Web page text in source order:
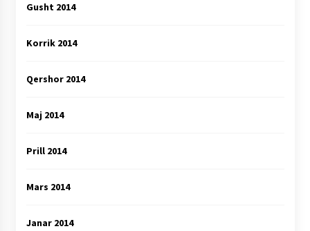
Gusht 2014
Korrik 2014
Qershor 2014
Maj 2014
Prill 2014
Mars 2014
Janar 2014